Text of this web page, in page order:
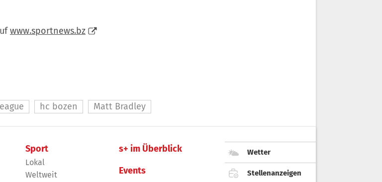
www.sportnews.bz
hc bozen Matt Bradley
Sport
Lokal
Weltweit
s+ im Überblick
Events
Wetter
Stellenanzeigen